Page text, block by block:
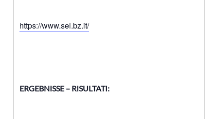
https://www.sel.bz.it/
ERGEBNISSE – RISULTATI: